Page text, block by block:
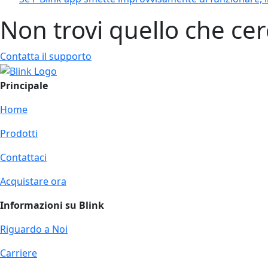
Non trovi quello che
Contatta il supporto
Principale
Home
Prodotti
Contattaci
Acquistare ora
Informazioni su Blink
Riguardo a Noi
Carriere